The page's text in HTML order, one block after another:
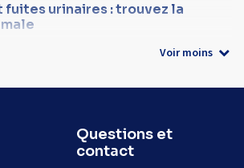
urinaires : trouvez la
Voir moins
Questions et
contact